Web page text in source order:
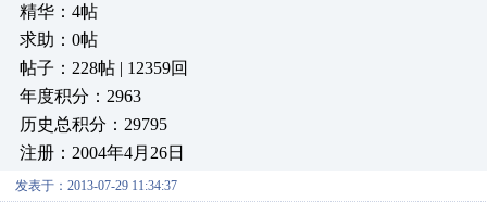
精华：4帖
求助：0帖
帖子：228帖 | 12359回
年度积分：2963
历史总积分：29795
注册：2004年4月26日
发表于：2013-07-29 11:34:37